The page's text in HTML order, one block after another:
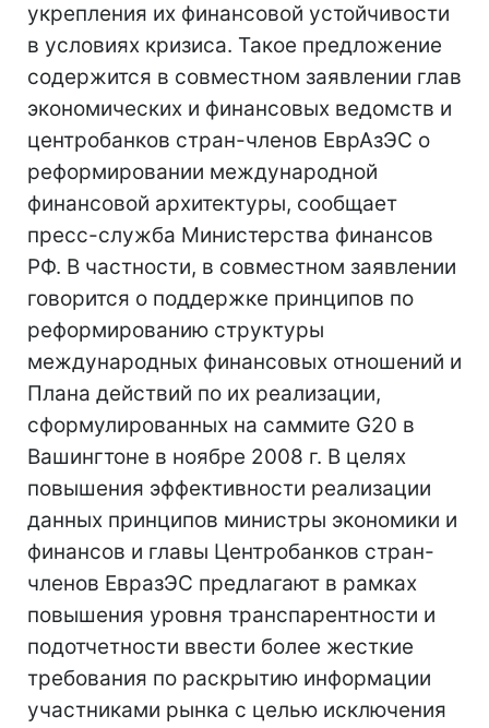
укрепления их финансовой устойчивости
в условиях кризиса. Такое предложение
содержится в совместном заявлении глав
экономических и финансовых ведомств и
центробанков стран-членов ЕврАзЭС о
реформировании международной
финансовой архитектуры, сообщает
пресс-служба Министерства финансов
РФ. В частности, в совместном заявлении
говорится о поддержке принципов по
реформированию структуры
международных финансовых отношений и
Плана действий по их реализации,
сформулированных на саммите G20 в
Вашингтоне в ноябре 2008 г. В целях
повышения эффективности реализации
данных принципов министры экономики и
финансов и главы Центробанков стран-
членов ЕвразЭС предлагают в рамках
повышения уровня транспарентности и
подотчетности ввести более жесткие
требования по раскрытию информации
участниками рынка с целью исключения